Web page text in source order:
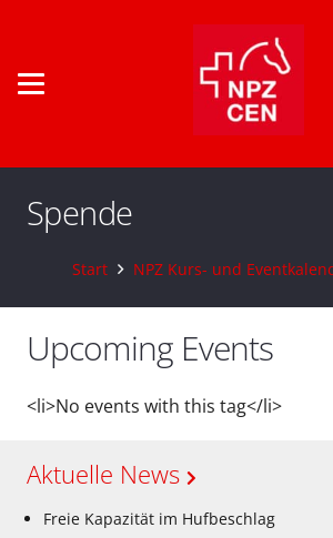
Spende
Start NPZ Kurs- und
Upcoming Events
<li>No events with this tag</li>
Aktuelle News
Freie Kapazität im Hufbeschlag